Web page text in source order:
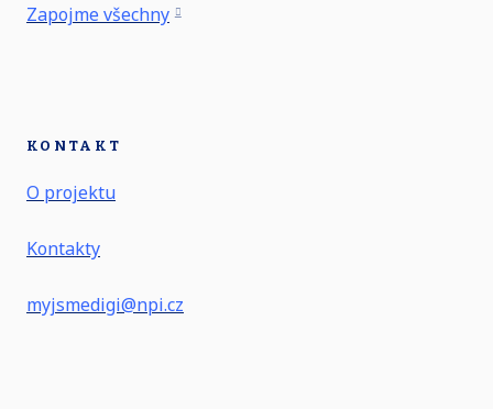
Zapojme všechny
KONTAKT
O projektu
Kontakty
myjsmedigi@npi.cz